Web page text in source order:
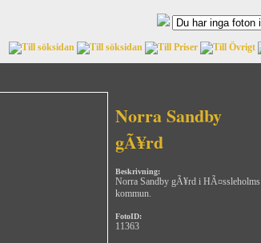
Norra Sandby
gÃ¥rd
Beskrivning:
Norra Sandby gÃ¥rd i HÃ¤ssleholms
kommun.
FotoID:
11363